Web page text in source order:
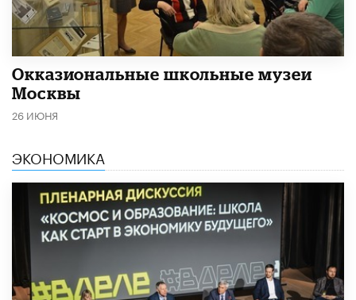
​Окказиональные школьные музеи
Москвы
26 ИЮНЯ
ЭКОНОМИКА